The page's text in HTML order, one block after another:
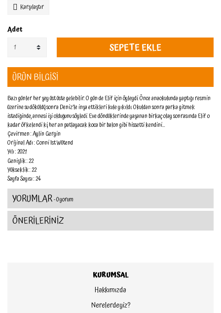
Karşılaştır
Adet
SEPETE EKLE
ÜRÜN BİLGİSİ
Bazı günler her şey üst üste gelebilir. O gün de Elif için öyleydi. Önce anaokulunda yaptığı resmin
üzerine su döküldü, sonra Deniz’le inşa ettikleri kule yıkıldı. Okuldan sonra parka gitmek
istediğinde, annesi işi olduğunu söyledi. Eve döndüklerinde yaşanan birkaç olay sonrasında Elif o
kadar öfkelendi ki, her an patlayacak koca bir balon gibi hissetti kendini…
Çevirmen : Aylin Gergin
Orijinal Adı : Conni Ist Wütend
Yılı : 2021
Genişlik : 22
Yükseklik : 22
Sayfa Sayısı : 24
YORUMLAR- 0 yorum
ÖNERİLERİNİZ
KURUMSAL
Hakkımızda
Nerelerdeyiz?